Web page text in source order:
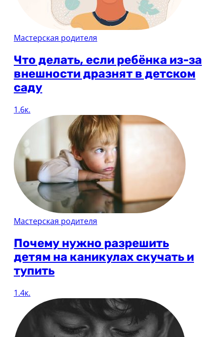
Мастерская родителя
Что делать, если ребёнка из-за
внешности дразнят в детском
саду
1.6к.
Мастерская родителя
Почему нужно разрешить
детям на каникулах скучать и
тупить
1.4к.